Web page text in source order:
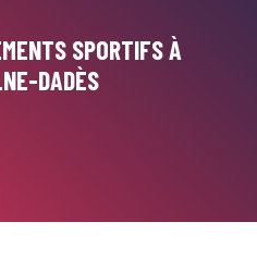
SPORTIFS À
DADÈS